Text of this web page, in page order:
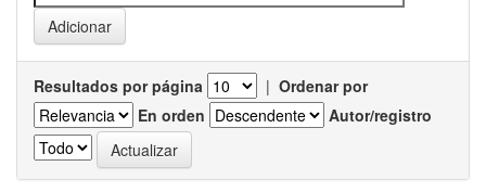
Resultados por página | Ordenar por
En orden
Autor/registro